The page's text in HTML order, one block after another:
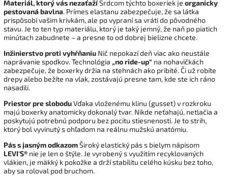
Materiál, ktorý vás nezaťažíSrdcom týchto boxeriek je organicky
pestovaná bavlna. Prímes elastanu zabezpečuje, že sa látka
prispôsobí vašim krivkám, ale po vypraní sa vráti do pôvodného
stavu. Je to ten typ materiálu, ktorý je taký jemný, že naň po piatich
minútach zabudnete – a presne to od dobrej bielizne chcete.
Inžinierstvo proti vyhŕňaniu Nič nepokazí deň viac ako neustále
naprávanie spodkov. Technológia „no ride-up“ na nohavičkách
zabezpečuje, že boxerky držia na stehnách ako pribité. Či už robíte
drepy alebo bežíte na vlak, zostávajú presne tam, kde ste ich ráno
nasadili.
Priestor pre sloboduVďaka vloženému klinu (gusset) v rozkroku
majú boxerky anatomicky dokonalý tvar. Nikde neťahajú, netlačia a
poskytujú potrebnú podporu bez pocitu stiesnenosti. Je to strih,
ktorý bol vyvinutý s ohľadom na reálnu mužskú anatómiu.
Pás s jasným odkazomŠiroký elastický pás s bielym nápisom
LEVI'S® nie je len o štýle. Je vyrobený s využitím recyklovaných
vlákien, je mäkký k pokožke a drží stabilitu celého kúsku bez toho,
aby sa roloval pod bruchom.